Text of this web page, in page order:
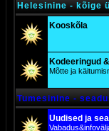
Helesinine - kõige
Kooskõla
Kodeeringud
Mõtte ja
Tumesinine -
Uudised ja